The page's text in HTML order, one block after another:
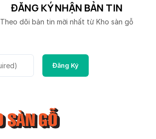
ĐĂNG KÝ NHẬN BẢN TIN
Theo dõi bản tin mời nhất từ Kho sàn gỗ